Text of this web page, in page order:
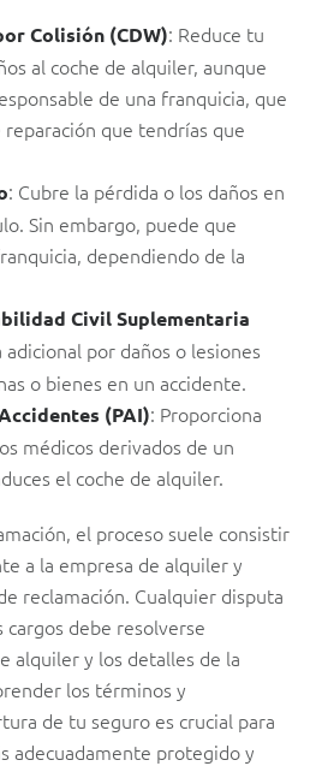
Colisión (CDW): Reduce tu
al coche de alquiler, aunque
de una franquicia, que
que tendrías que
: Cubre la pérdida o los daños en
Sin embargo, puede que
dependiendo de la
Civil Suplementaria
por daños o lesiones
o bienes en un accidente.
(PAI): Proporciona
médicos derivados de un
el coche de alquiler.
el proceso suele consistir
a la empresa de alquiler y
reclamación. Cualquier disputa
debe resolverse
alquiler y los detalles de la
los términos y
de tu seguro es crucial para
adecuadamente protegido y